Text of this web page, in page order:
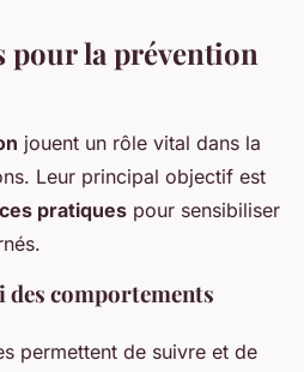
pour la prévention
jouent un rôle vital dans la
Leur principal objectif est
pratiques pour sensibiliser
comportements
permettent de suivre et de